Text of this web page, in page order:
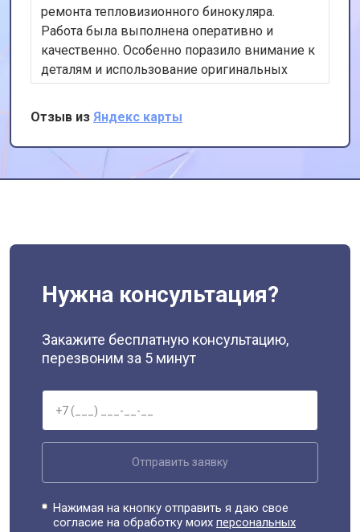
ремонта тепловизионного бинокуляра.
Работа была выполнена оперативно и
качественно. Особенно поразило внимание к
деталям и использование оригинальных
запчастей. Спасибо за профессионализм и
отличный сервис!
Отзыв из Яндекс карты
Нужна консультация?
Закажите бесплатную консультацию,
перезвоним за 5 минут
Отправить заявку
Нажимая на кнопку отправить я даю свое
согласие на обработку моихперсональных